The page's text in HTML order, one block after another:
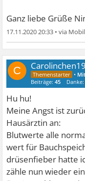
Ganz liebe Grüße
17.11.2020 20:33 •
C •
Beiträge:45 Danke:
Hu hu!
Meine Angst ist
Hausärztin an:
Blutwerte alle
wert für
drüsenfieber hatte
zähle nun wieder